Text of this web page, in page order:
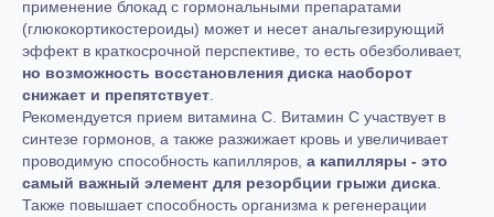
применение блокад с гормональными препаратами
(глюкокортикостероиды) может и несет анальгезирующий
эффект в краткосрочной перспективе, то есть обезболивает,
но возможность восстановления диска наоборот
снижает и препятствует
Рекомендуется прием витамина С. Витамин С участвует в
синтезе гормонов, а также разжижает кровь и увеличивает
проводимую способность капилляров, а капилляры - это
самый важный элемент для резорбции грыжи диска
Также повышает способность организма к регенерации